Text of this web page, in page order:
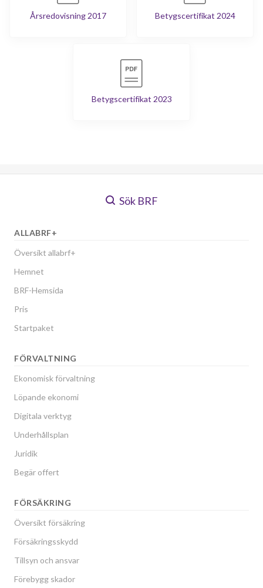
Årsredovisning 2017 Betygscertifikat 2024
Betygscertifikat 2023
Sök BRF
ALLABRF+
Översikt allabrf+
Hemnet
BRF-Hemsida
Pris
Startpaket
FÖRVALTNING
Ekonomisk förvaltning
Löpande ekonomi
Digitala verktyg
Underhållsplan
Juridik
Begär offert
FÖRSÄKRING
Översikt försäkring
Försäkringsskydd
Tillsyn och ansvar
Förebygg skador